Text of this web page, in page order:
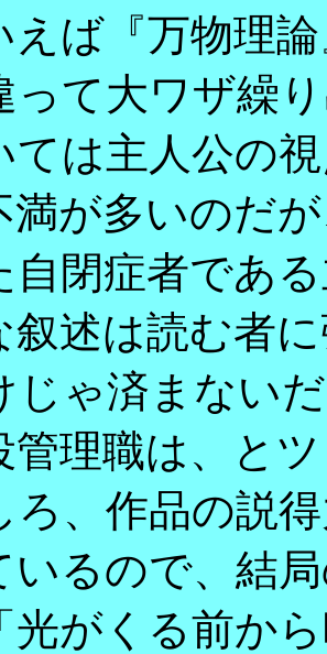
えば『万物理
って大ワザ繰
ては主人公の
満が多いのだ
自閉症者であ
叙述は読む者
じゃ済まない
管理職は、と
ろ、作品の説
いるので、結
光がくる前か